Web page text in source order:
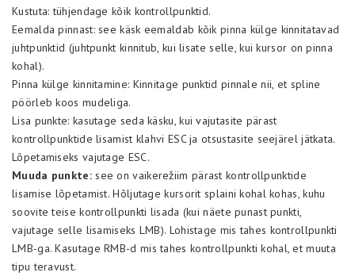
Kustuta: tühjendage kõik kontrollpunktid.
Eemalda pinnast: see käsk eemaldab kõik pinna külge kinnitatavad
juhtpunktid (juhtpunkt kinnitub, kui lisate selle, kui kursor on pinna
kohal).
Pinna külge kinnitamine: Kinnitage punktid pinnale nii, et spline
pöörleb koos mudeliga.
Lisa punkte: kasutage seda käsku, kui vajutasite pärast
kontrollpunktide lisamist klahvi ESC ja otsustasite seejärel jätkata.
Lõpetamiseks vajutage ESC.
Muuda punkte:see on vaikerežiim pärast kontrollpunktide
lisamise lõpetamist. Hõljutage kursorit splaini kohal kohas, kuhu
soovite teise kontrollpunkti lisada (kui näete punast punkti,
vajutage selle lisamiseks LMB). Lohistage mis tahes kontrollpunkti
LMB-ga. Kasutage RMB-d mis tahes kontrollpunkti kohal, et muuta
tipu teravust.